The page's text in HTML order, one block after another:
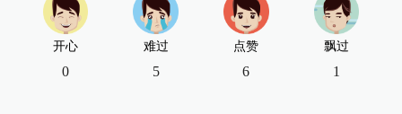
开心
0
难过
5
点赞
6
飘过
1